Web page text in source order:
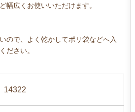
幅広くお使いいただけます。
ので、よく乾かしてポリ袋などへ入
ださい。
14322